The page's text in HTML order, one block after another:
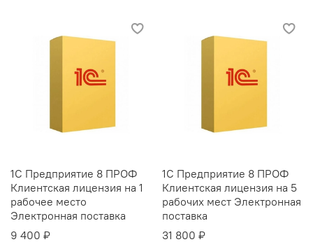
1С Предприятие 8 ПРОФ
Клиентская лицензия на 1
рабочее место
Электронная поставка
9 400 ₽
1С Предприятие 8 ПРОФ
Клиентская лицензия на 5
рабочих мест Электронная
поставка
31 800 ₽